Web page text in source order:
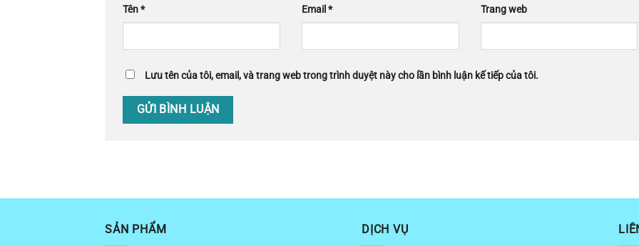
Tên* Email * Trang web
Lưu tên của tôi, email, và trang web trong trình duyệt này cho lần bình luận kế tiếp của tôi.
SẢN PHẨM DỊCH VỤ